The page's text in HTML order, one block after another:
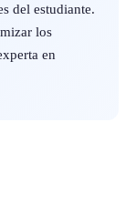
del estudiante.
los
en